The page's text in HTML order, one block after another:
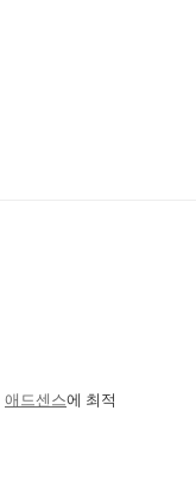
애드센스에 최적